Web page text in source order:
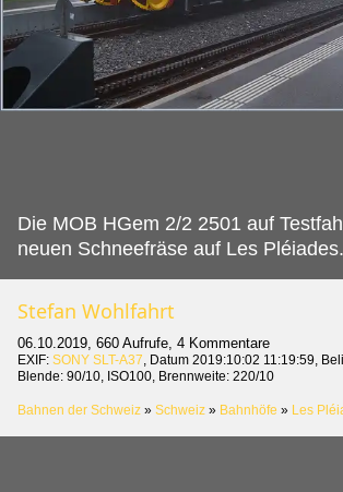
Die MOB HGem 2/2 2501 auf
neuen Schneefräse auf Les Pléiades.
Stefan Wohlfahrt
06.10.2019, 660 Aufrufe, 4 Kommentare
EXIF: SONY SLT-A37, Datum 2019:10:02 11:19:59,
Blende: 90/10, ISO100, Brennweite: 220/10
Bahnen der Schweiz » Schweiz » Bahnhöfe » Les